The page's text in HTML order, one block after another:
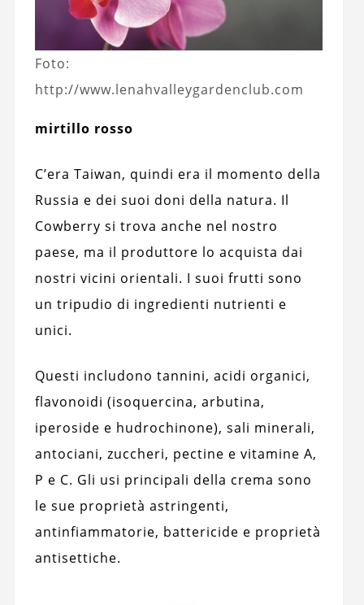
Foto:
http://www.lenahvalleygardenclub.com
mirtillo rosso
C’era Taiwan, quindi era il momento della
Russia e dei suoi doni della natura. Il
Cowberry si trova anche nel nostro
paese, ma il produttore lo acquista dai
nostri vicini orientali. I suoi frutti sono
un tripudio di ingredienti nutrienti e
unici.
Questi includono tannini, acidi organici,
flavonoidi (isoquercina, arbutina,
iperoside e hudrochinone), sali minerali,
antociani, zuccheri, pectine e vitamine A,
P e C. Gli usi principali della crema sono
le sue proprietà astringenti,
antinfiammatorie, battericide e proprietà
antisettiche.